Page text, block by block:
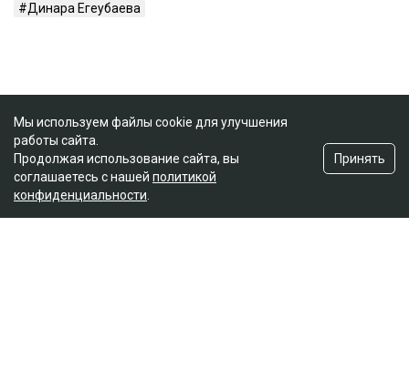
Динара Егеубаева
Мы используем файлы cookie для улучшения
работы сайта.
Продолжая использование сайта, вы
соглашаетесь с нашей политикой
конфиденциальности
Принять